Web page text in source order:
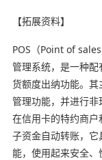
【拓展资料】
POS（Point of
管理系统，是一种配
货额度出纳功能。
管理功能，并进行
在信用卡的特约商
子资金自动转账，
能，使用起来安全